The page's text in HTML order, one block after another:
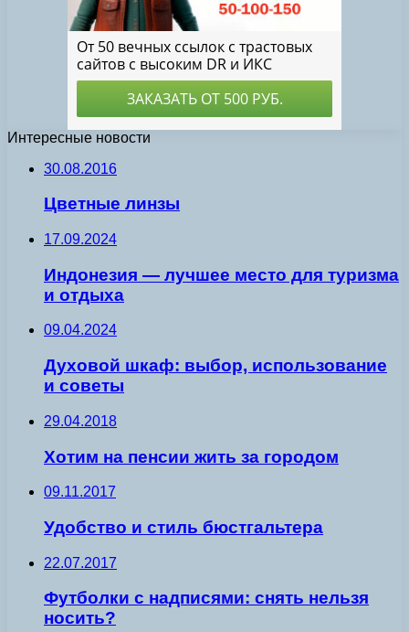
Интересные новости
30.08.2016
Цветные линзы
17.09.2024
Индонезия — лучшее место для туризма
и отдыха
09.04.2024
Духовой шкаф: выбор, использование
и советы
29.04.2018
Хотим на пенсии жить за городом
09.11.2017
Удобство и стиль бюстгальтера
22.07.2017
Футболки с надписями: снять нельзя
носить?